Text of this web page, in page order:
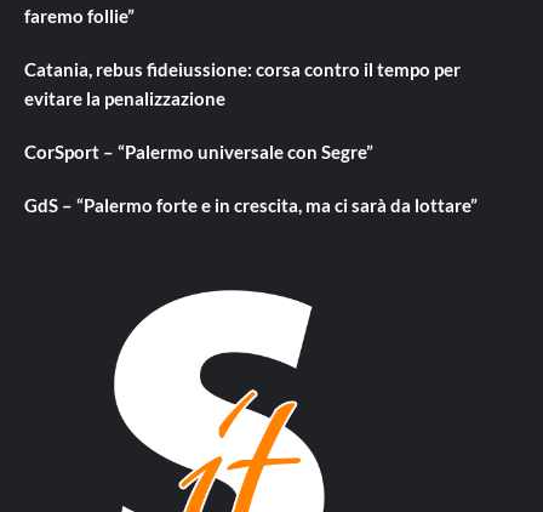
faremo follie”
Catania, rebus fideiussione: corsa contro il tempo per
evitare la penalizzazione
CorSport – “Palermo universale con Segre”
GdS – “Palermo forte e in crescita, ma ci sarà da lottare”